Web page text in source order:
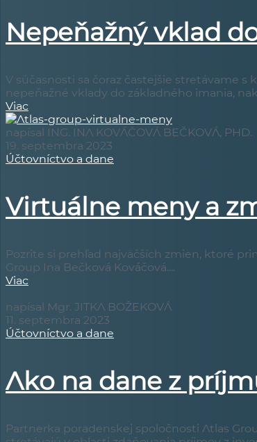
Nepeňažný vklad
V súčasnosti sa čoraz častejšie stretávame
nepeňažné vklady do základného imania,
Viac
napísal ING. INA KOVÁČOVÁ BEČKOVÁ, PHD.
19. septembra 2023
Účtovníctvo a dane
Virtuálne meny a
Pozrite si prehľad najväčších zmien, ktoré
Group Ina Bečková Kováčová....
Viac
napísal Mgr. JITKA BOŽEKOVÁ
11. septembra 2023
Účtovníctvo a dane
Ako na dane z
Partnerka poradenskej spoločnosti Atlas